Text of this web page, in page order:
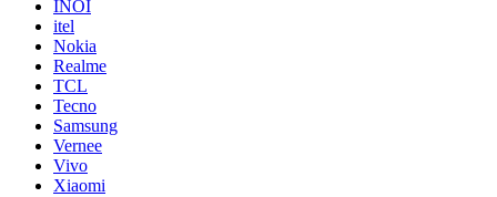
INOI
itel
Nokia
Realme
TCL
Tecno
Samsung
Vernee
Vivo
Xiaomi